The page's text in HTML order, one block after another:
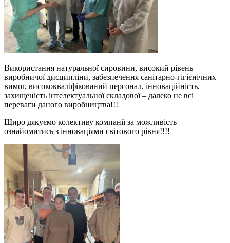
Використання натуральної сировини, високий рівень
виробничої дисципліни, забезпечення санітарно-гігієнічних
вимог, висококваліфікований персонал, інноваційність,
захищеність інтелектуальної складової – далеко не всі
переваги даного виробництва!!!
Щиро дякуємо колективу компанії за можливість
ознайомитись з інноваціями світового рівня!!!!